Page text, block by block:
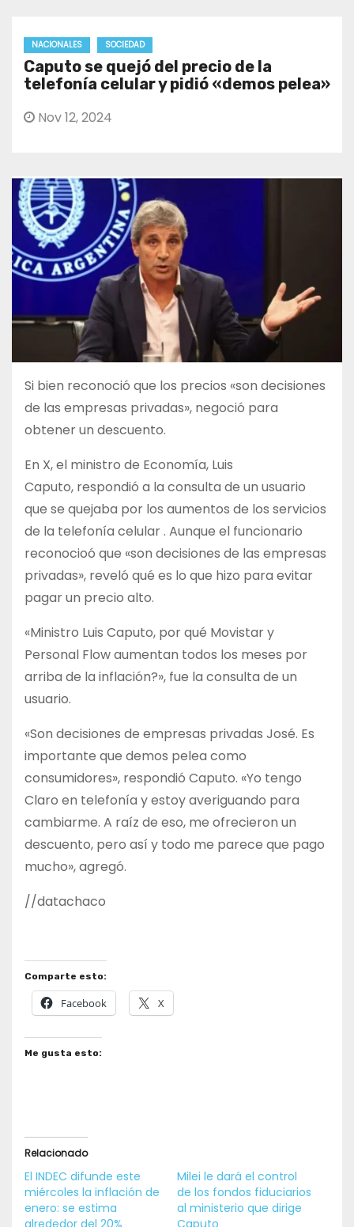
NACIONALES SOCIEDAD
Caputo se quejó del precio de la
telefonía celular y pidió «demos pelea»
Nov 12, 2024
Si bien reconoció que los precios «son decisiones
de las empresas privadas», negoció para
obtener un descuento.
En X, el ministro de Economía, Luis
Caputo, respondió a la consulta de un usuario
que se quejaba por los aumentos de los servicios
de la telefonía celular . Aunque el funcionario
reconocioó que «son decisiones de las empresas
privadas», reveló qué es lo que hizo para evitar
pagar un precio alto.
«Ministro Luis Caputo, por qué Movistar y
Personal Flow aumentan todos los meses por
arriba de la inflación?», fue la consulta de un
usuario.
«Son decisiones de empresas privadas José. Es
importante que demos pelea como
consumidores», respondió Caputo. «Yo tengo
Claro en telefonía y estoy averiguando para
cambiarme. A raíz de eso, me ofrecieron un
descuento, pero así y todo me parece que pago
mucho», agregó.
//datachaco
Comparte esto:
Facebook X
Me gusta esto:
Relacionado
El INDEC difunde este
miércoles la inflación de
enero: se estima
alrededor del 20%
Milei le dará el control
de los fondos fiduciarios
al ministerio que dirige
Caputo